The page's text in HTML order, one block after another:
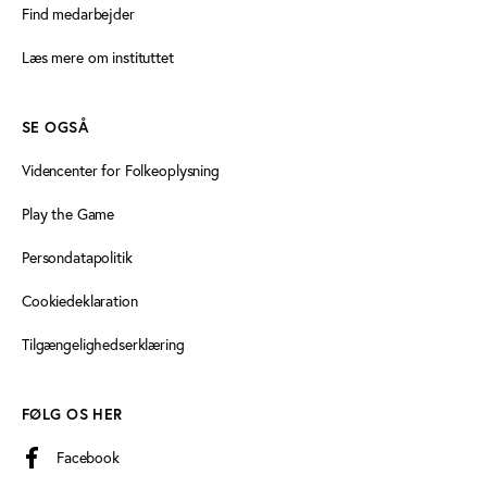
Find medarbejder
Læs mere om instituttet
SE OGSÅ
Videncenter for Folkeoplysning
Play the Game
Persondatapolitik
Cookiedeklaration
Tilgængelighedserklæring
FØLG OS HER
Facebook